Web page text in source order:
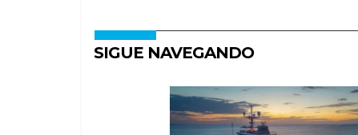
SIGUE NAVEGANDO